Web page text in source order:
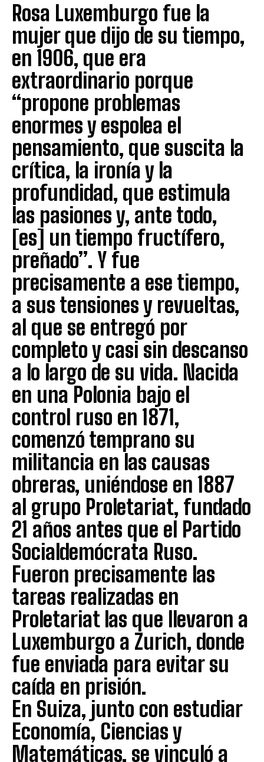
Rosa Luxemburgo fue la
mujer que dijo de su tiempo,
en 1906, que era
extraordinario porque
“propone problemas
enormes y espolea el
pensamiento, que suscita la
crítica, la ironía y la
profundidad, que estimula
las pasiones y, ante todo,
[es] un tiempo fructífero,
preñado”. Y fue
precisamente a ese tiempo,
a sus tensiones y revueltas,
al que se entregó por
completo y casi sin descanso
a lo largo de su vida. Nacida
en una Polonia bajo el
control ruso en 1871,
comenzó temprano su
militancia en las causas
obreras, uniéndose en 1887
al grupo Proletariat, fundado
21 años antes que el Partido
Socialdemócrata Ruso.
Fueron precisamente las
tareas realizadas en
Proletariat las que llevaron a
Luxemburgo a Zurich, donde
fue enviada para evitar su
caída en prisión.
En Suiza, junto con estudiar
Economía, Ciencias y
Matemáticas, se vinculó a